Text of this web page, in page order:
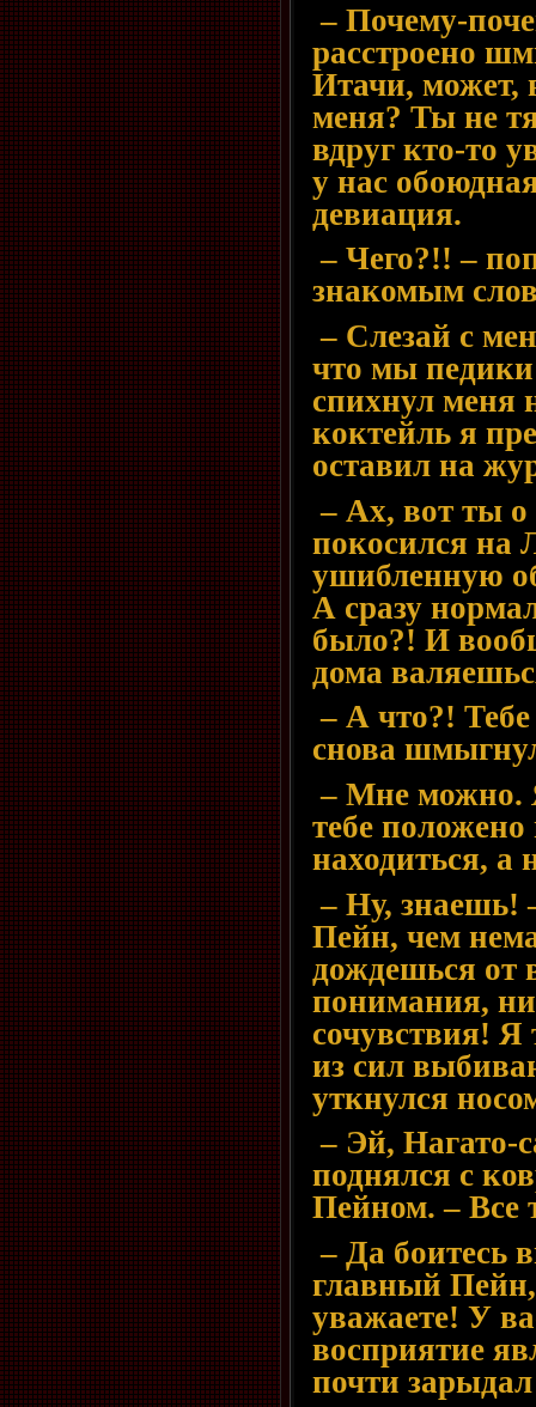
– Почему-
расстроено
Итачи, может,
меня? Ты не
вдруг кто-то
у нас
девиация.
– Чего?!! –
знакомым
– Слезай с
что мы
спихнул меня
коктейль я
оставил на
– Ах, вот ты
покосился на
ушибленную
А сразу
было?! И
дома
– А что?!
снова
– Мне можно.
тебе положено
находиться, а
– Ну, знаешь!
Пейн, чем
дождешься от
понимания,
сочувствия! Я
из сил
уткнулся
– Эй, Нагато-
поднялся с
Пейном. – Все
– Да боитесь
главный Пейн,
уважаете! У
восприятие
почти